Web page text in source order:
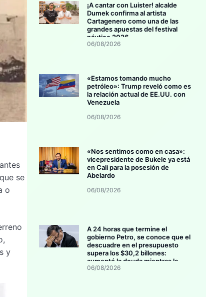
se
o
y
¡A cantar con Luister! alcalde
Dumek confirma al artista
Cartagenero como una de las
grandes apuestas del festival
náutico 2026
06/08/2026
«Estamos tomando mucho
petróleo»: Trump reveló como es
la relación actual de EE.UU. con
Venezuela
06/08/2026
«Nos sentimos como en casa»:
vicepresidente de Bukele ya está
en Cali para la posesión de
Abelardo
06/08/2026
A 24 horas que termine el
gobierno Petro, se conoce que el
descuadre en el presupuesto
supera los $30,2 billones:
aumentó la deuda mientras la
inversión se estanca
06/08/2026